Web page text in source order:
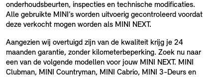
onderhoudsbeurten, inspecties en technische modificaties.
Alle gebruikte MINI’s worden uitvoerig gecontroleerd voordat
deze verkocht mogen worden als MINI NEXT.
Aangezien wij overtuigd zijn van de kwaliteit krijg je 24
maanden garantie, zonder kilometerbeperking. Zoek nu naar
een van de volgende modellen voor jouw MINI NEXT. MINI
Clubman, MINI Countryman, MINI Cabrio, MINI 3-Deurs en